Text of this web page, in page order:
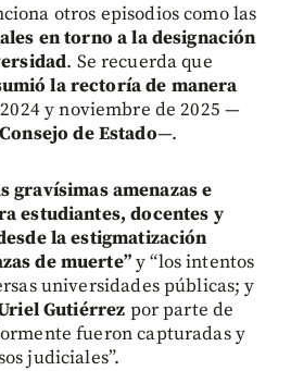
otros episodios como las
en torno a la designación
. Se recuerda que
la rectoría de manera
y noviembre de 2025 —
de Estado—.
gravísimas amenazas e
estudiantes, docentes y
la estigmatización
de muerte”y “los intentos
universidades públicas; y
Gutiérrez por parte de
fueron capturadas y
judiciales”.